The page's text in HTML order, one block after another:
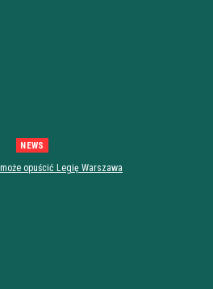
NEWS
opuścić Legię Warszawa